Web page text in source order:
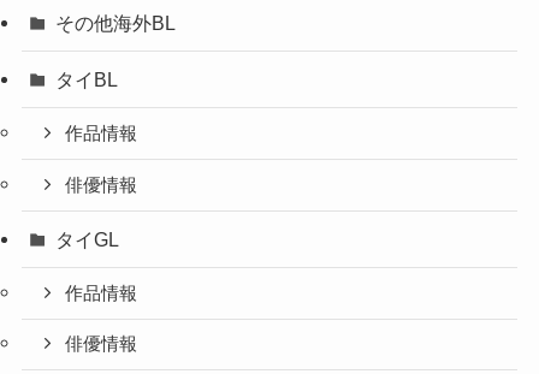
その他海外BL
タイBL
作品情報
俳優情報
タイGL
作品情報
俳優情報